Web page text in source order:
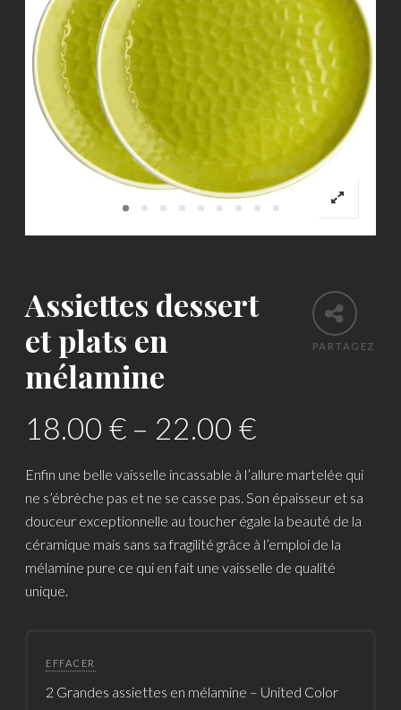
PARTAGEZ
Assiettes dessert
et plats en
mélamine
18.00€ – 22.00€
Enfin une belle vaisselle incassable à l’allure martelée qui
ne s’ébrèche pas et ne se casse pas. Son épaisseur et sa
douceur exceptionnelle au toucher égale la beauté de la
céramique mais sans sa fragilité grâce à l’emploi de la
mélamine pure ce qui en fait une vaisselle de qualité
unique.
EFFACER
2 Grandes assiettes en mélamine – United Color